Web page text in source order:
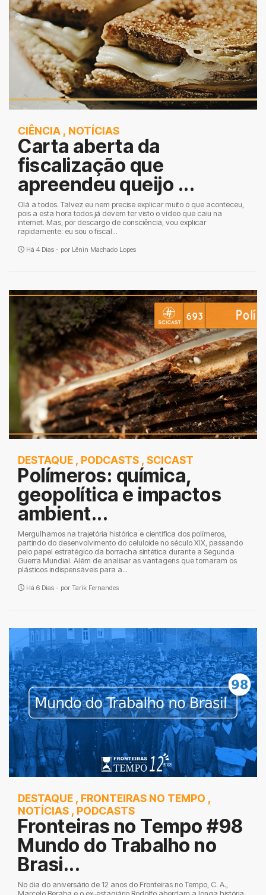
CIÊNCIA , NOTÍCIAS
Carta aberta da
fiscalização que
apreendeu queijo ...
Olá a todos. Talvez eu nem precise explicar muito o que aconteceu,
pois a esta hora todos já devem ter visto o vídeo que caiu na
internet. Mas, por descargo de consciência, vou explicar
rapidamente: eu sou o fiscal...
Há 4 Dias - por Lênin Machado Lopes
DESTAQUE , PODCASTS , SCICAST
Polímeros: química,
geopolítica e impactos
ambient...
Mergulhamos na trajetória histórica e científica dos polímeros,
partindo do desenvolvimento do celuloide no século XIX, passando
pelo papel estratégico da borracha sintética durante a Segunda
Guerra Mundial. Além de analisar as vantagens que tornaram os
plásticos indispensáveis para a...
Há 6 Dias - por Tarik Fernandes
DESTAQUE , FRONTEIRAS NO TEMPO ,
NOTÍCIAS , PODCASTS
Fronteiras no Tempo #98
Mundo do Trabalho no
Brasi...
No dia do aniversário de 12 anos do Fronteiras no Tempo, C. A.,